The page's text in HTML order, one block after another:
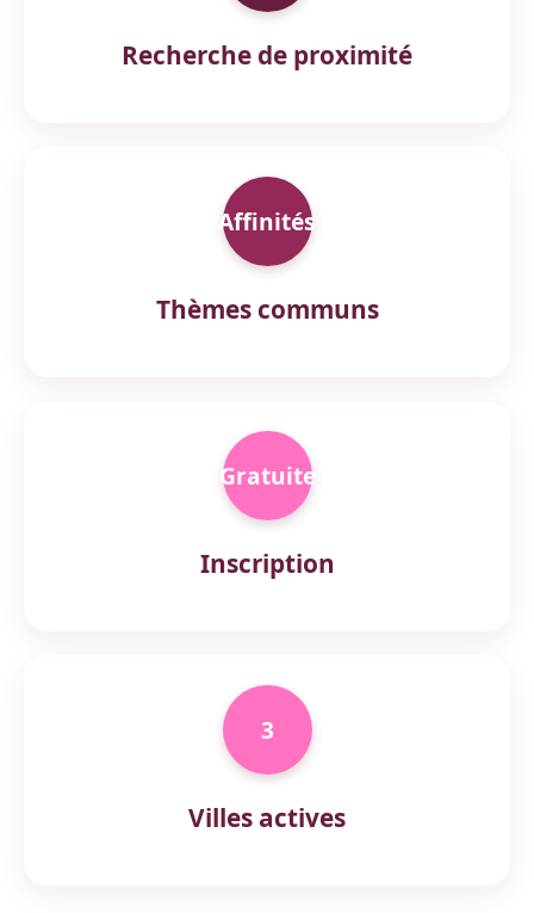
Recherche de proximité
Affinités
Thèmes communs
Gratuite
Inscription
3
Villes actives